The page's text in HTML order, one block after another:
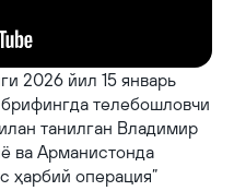
2026 йил 15 январь
брифингда телебошловчи
танилган Владимир
ва Арманистонда
ҳарбий операция”